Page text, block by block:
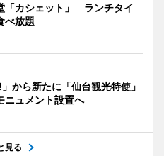
「カシェット」 ランチタイ
べ放題
」から新たに「仙台観光特使」
ュメント設置へ
見る